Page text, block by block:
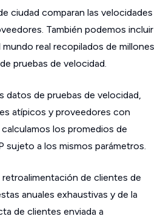
ciudad comparan las velocidades
También podemos incluir
mundo real recopilados de millones
pruebas de velocidad.
datos de pruebas de velocidad,
atípicos y proveedores con
los promedios de
sujeto a los mismos parámetros.
de clientes de
anuales exhaustivas y de la
de clientes enviada a